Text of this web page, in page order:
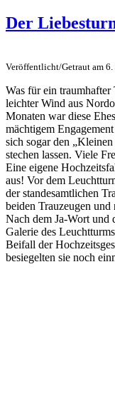
Der
Veröffentlicht/Getraut am
Was für ein traumhafter
leichter Wind aus
Monaten war diese
mächtigem
sich sogar den
stechen lassen. Viele
Eine eigene
aus! Vor dem
der standesamtlichen
beiden Trauzeugen
Nach dem Ja-Wort und
Galerie des
Beifall der
besiegelten sie noch